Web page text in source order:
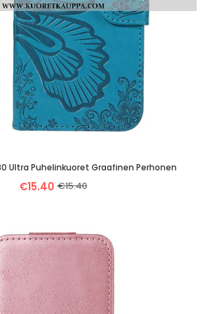
Ultra Puhelinkuoret Graafinen Perhonen
€15.40 €15.40